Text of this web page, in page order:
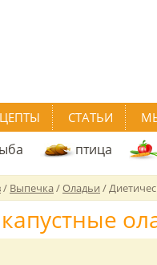
СТАТЬИ
птица
/ Выпечка/Оладьи /